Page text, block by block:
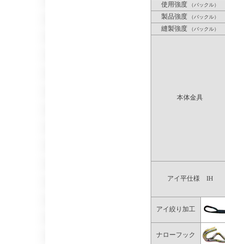
使用強度
（バックル）
製品強度 （バックル）
縫製強度 （バックル）
本体金具
アイ平仕様 IH
アイ絞り加工
ナローフック